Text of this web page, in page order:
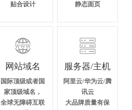
贴合设计
静态面页

网站域名
国际顶级或者国
家顶级域名，
全球无障碍互联

服务器/主机
阿里云/华为云/腾
讯云
大品牌质量有保